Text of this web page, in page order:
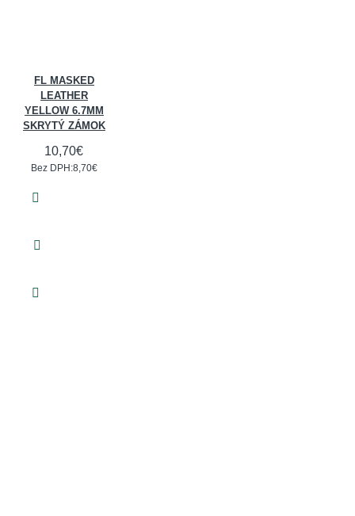
FL MASKED
LEATHER
YELLOW 6.7MM
SKRYTÝ ZÁMOK
10,70€
Bez DPH:8,70€